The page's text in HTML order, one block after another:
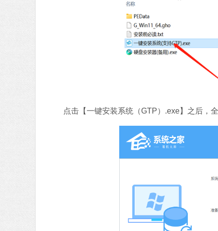
点击【一键安装系统（GTP）.exe】之后，